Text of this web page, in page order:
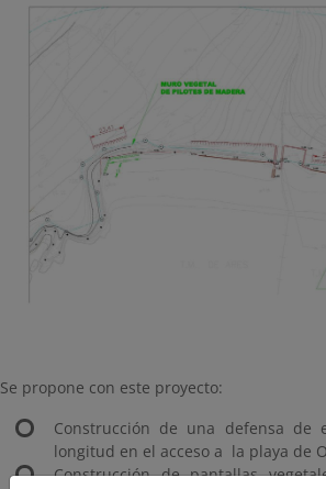
Se propone con este proyecto:
Construcción de una defensa de
longitud en el acceso a la playa de
Construcción de pantallas